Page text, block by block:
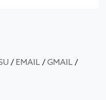
/ EMAIL/GMAIL/